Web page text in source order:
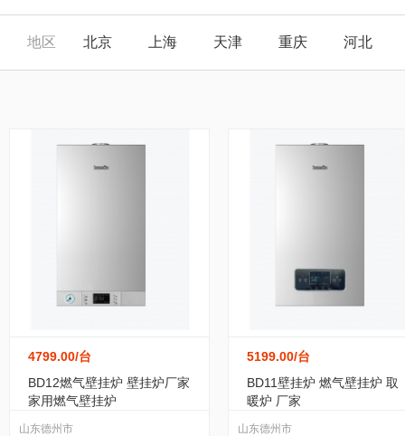
仪器/仪表 电子/元器 电工/电气
运动/休闲 玩具/魔术
视听周边产品 (0) 厨房家电 (534) 碟机
地区 北京 上海 天津 重庆 河北
广东 四川 贵州
4799.00/台
BD12燃气壁挂炉 壁挂炉厂家
家用燃气壁挂炉
山东德州市
5199.00/台
BD11壁挂炉 燃气壁挂炉 取
暖炉 厂家
山东德州市